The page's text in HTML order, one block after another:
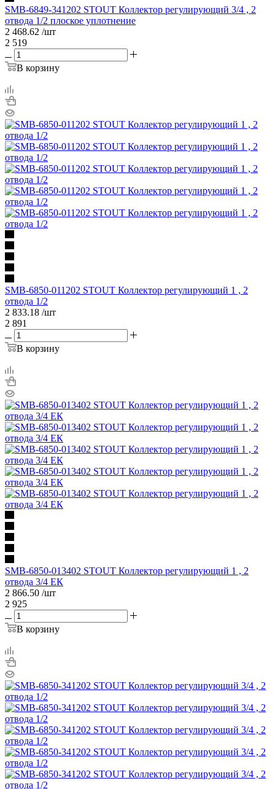
SMB-6849-341202 STOUT Коллектор регулирующий 3/4 , 2
отвода 1/2 плоское уплотнение
2 468.62 /шт
2 519
В корзину
SMB-6850-011202 STOUT Коллектор регулирующий 1 , 2
отвода 1/2
2 833.18 /шт
2 891
В корзину
SMB-6850-013402 STOUT Коллектор регулирующий 1 , 2
отвода 3/4 ЕК
2 866.50 /шт
2 925
В корзину